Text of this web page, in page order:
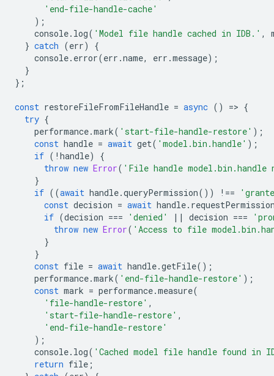
'end-file-handle-cache'
);
console. log( 'Model file handle cached in IDB.' ,
} catch (err)
{
console. error(err .name, err .message);
}
};
const restoreFileFromFileHandle = async () => {
try {
performance.mark( 'start-file-handle-restore' );
const handle = await get( 'model.bin.handle' );
if ( ! handle)
{
throw new Error( 'File handle
}
if ((await handle.queryPermission()) !==
const decision = await handle.
if (decision === 'denied' || decision ===
throw new Error( 'Access to file
}
}
const file = await handle.getFile();
performance.mark( 'end-file-handle-restore' );
const mark = performance.measure(
'file-handle-restore' ,
'start-file-handle-restore' ,
'end-file-handle-restore'
);
console. log( 'Cached model file handle found in
return file ;